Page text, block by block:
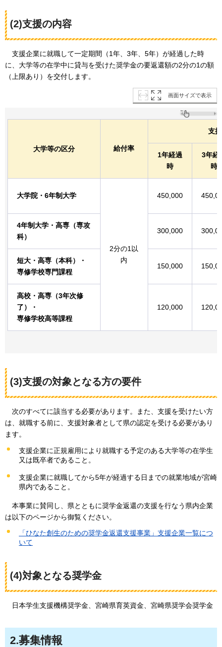
(2)支援の内容
支援企業に就職して一定期間（1年、3年、5年）が経過した時
に、大学等の在学中に貸与を受けた奨学金の要返還額の2分の1の額
（上限あり）を交付します。
画面サイズで表示
大学等の区分 給付率
支
1年経過
時
3年経
時
大学院・6年制大学
2分の1以
内
450,000
4年制大学・高専（専攻
科）
300,000
短大・高専（本科）・
専修学校専門課程
150,000
高校・高専（3年次修
了）・
専修学校高等課程
120,000
(3)支援の対象となる方の要件
次のすべてに該当する必要があります。また、支援を受けたい方
は、就職する前に、支援対象者として県の認定を受ける必要があり
ます。
支援企業に正規雇用により就職する予定のある大学等の在学生
又は既卒者であること。
支援企業に就職してから5年が経過する日までの就業地域が宮崎
県内であること。
本事業に賛同し、県とともに奨学金返還の支援を行なう県内企業
は以下のページから御覧ください。
「ひなた創生のための奨学金返還支援事業」支援企業一覧につ
いて
(4)対象となる奨学金
日本学生支援機構奨学金、宮崎県育英資金、宮崎県奨学会奨学金
2.募集情報